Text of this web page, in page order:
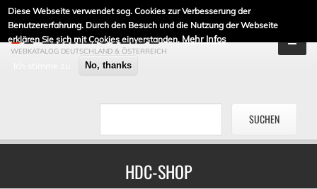
Diese Webseite verwendet sog. Cookies zur Verbesserung der
Benutzererfahrung. Durch den Besuch und die Nutzung der Webseite
erklären Sie sich mit Cookies einverstanden. Mehr Infos
No, thanks
DE-LINKLISTE.DE
WEBKATALOG DEUTSCHLAND & ÖSTERREICH
HDC-SHOP